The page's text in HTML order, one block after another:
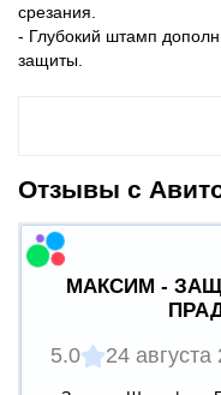
срезания.
- Глубокий штамп
защиты.
Отзывы с
МАКСИМ -
5.0 24 августа